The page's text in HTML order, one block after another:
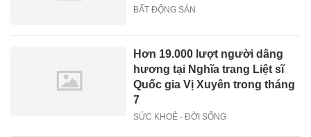
BẤT ĐỘNG SẢN
Hơn 19.000 lượt người dâng
hương tại Nghĩa trang Liệt sĩ
Quốc gia Vị Xuyên trong tháng
7
SỨC KHOẺ - ĐỜI SỐNG